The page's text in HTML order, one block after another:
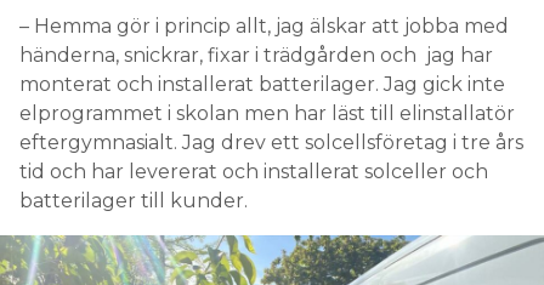
– Hemma gör i princip allt, jag älskar att jobba med
händerna, snickrar, fixar i trädgården och jag har
monterat och installerat batterilager. Jag gick inte
elprogrammet i skolan men har läst till elinstallatör
eftergymnasialt. Jag drev ett solcellsföretag i tre års
tid och har levererat och installerat solceller och
batterilager till kunder.